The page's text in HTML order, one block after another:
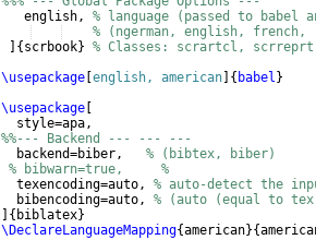
   english,
% language (passed to babel
% (ngerman, english,
{ scrbook} % Classes: scrartcl,
\usepackage english, american { babel }
\usepackage
  style=apa,
%%--- Backend --- --- ---
  backend=biber,
% (bibtex, biber)
% bibwarn=true,     %
  texencoding=auto,
% auto-detect the
  bibencoding=auto,
% (auto (equal to
{ biblatex}
\DeclareLanguageMapping{american}{